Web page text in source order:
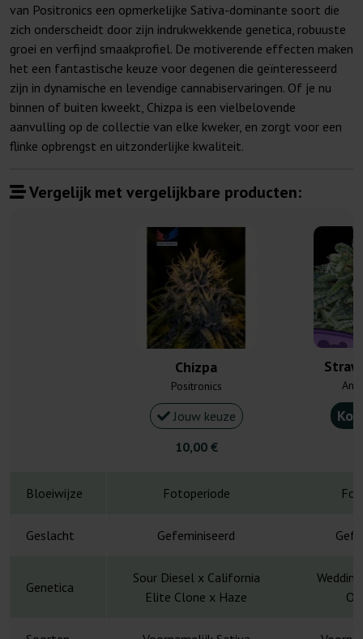
van Positronics een opmerkelijke Sativa-dominante soort die
zich onderscheidt door zijn indrukwekkende genetica, robuuste
groei en verfijnd smaakprofiel. De motiverende effecten maken
het een fantastische keuze voor degenen die geïnteresseerd
zijn in dynamische en levendige cannabiservaringen. Of je nu
binnen of buiten kweekt, Chizpa is een vielbelovende
aanvulling op de collectie van elke kweker, en zorgt voor een
flinke opbrengst en uitzonderlijke kwaliteit.
Vergelijk met vergelijkbare producten:
Chizpa
Positronics
Jouw keuze
10,00 €
Bloeiwijze Fotoperiode
Geslacht Gefeminiseerd
Genetica
Sour Diesel x California
Elite Clone x Haze